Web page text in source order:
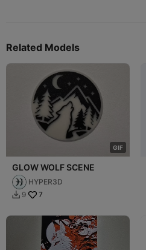
Related Models
GIF
GLOW WOLF SCENE
HYPER3D
 9 7